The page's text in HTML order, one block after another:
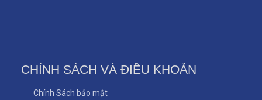
CHÍNH SÁCH VÀ ĐIỀU KHOẢN
Chính Sách bảo mật